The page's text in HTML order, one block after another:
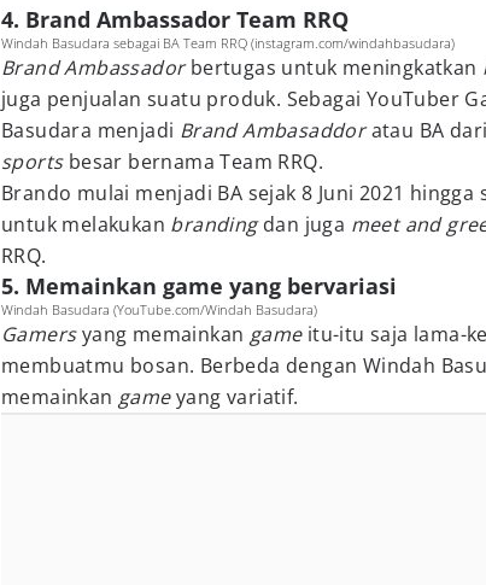
4. Brand Ambassador Team RRQ
Windah Basudara sebagai BA Team RRQ (instagram.com/windahbasudara)
Brand Ambassadorbertugas untuk meningkatkan
juga penjualan suatu produk. Sebagai YouTuber
Basudara menjadi Brand Ambasaddoratau BA
sports besar bernama Team RRQ.
Brando mulai menjadi BA sejak 8 Juni 2021 hingga
untuk melakukan brandingdan juga meet and
RRQ.
5. Memainkan game yang bervariasi
Windah Basudara (YouTube.com/Windah Basudara)
Gamersyang memainkan game itu-itu saja lama-
membuatmu bosan. Berbeda dengan Windah
memainkan gameyang variatif.